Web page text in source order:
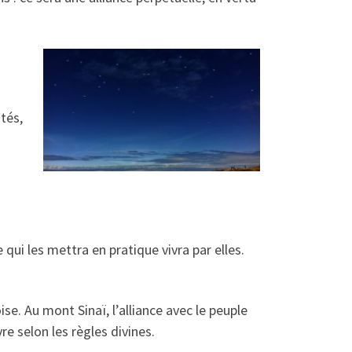
qui les mettra en pratique vivra par elles.
Au mont Sinaï, l’alliance avec le peuple
selon les règles divines.